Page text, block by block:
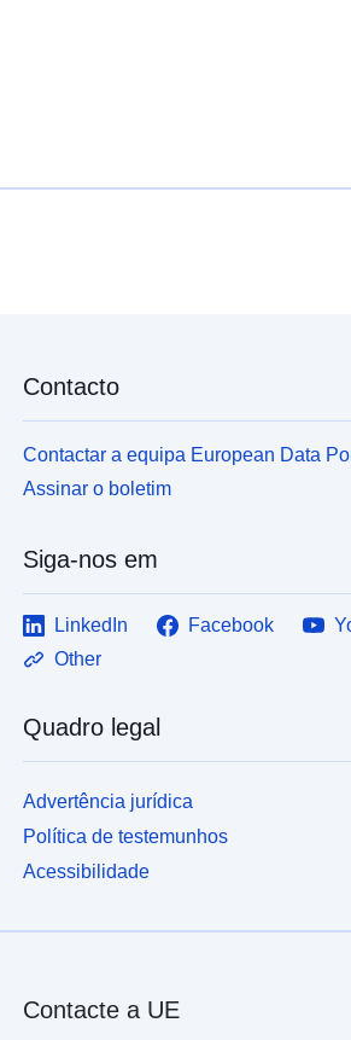
Contacto
Contactar a equipa European Data
Assinar o boletim
Siga-nos em
LinkedIn Facebook
Other
Quadro legal
Advertência jurídica
Política de testemunhos
Acessibilidade
Contacte a UE